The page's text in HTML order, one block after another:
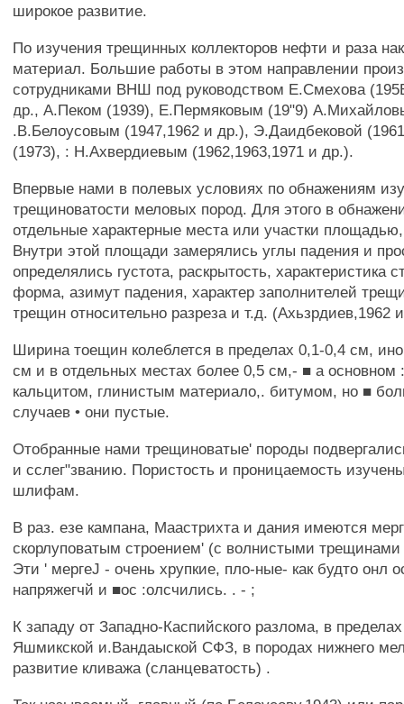
широкое развитие.
По изучения трещинных коллекторов нефти и раза
материал. Большие работы в этом направлении
сотрудниками ВНШ под руководством Е.Смехова
др., А.Пеком (1939), Е.Пермяковым (19"9)
.В.Белоусовым (1947,1962 и др.), Э.Даидбековой
(1973), : Н.Ахвердиевым (1962,1963,1971 и др.).
Впервые нами в полевых условиях по обнажениям
трещиноватости меловых пород. Для этого в
отдельные характерные места или участки
Внутри этой площади замерялись углы падения и
определялись густота, раскрытость, характеристика
форма, азимут падения, характер заполнителей
трещин относительно разреза и т.д. (Ахьзрдиев,1962
Ширина тоещин колеблется в пределах 0,1-0,4 см,
см и в отдельных местах более 0,5 см,- ■ а основном
кальцитом, глинистым материало,. битумом, но ■
случаев • они пустые.
Отобранные нами трещиноватые' породы
и сслег"званию. Пористость и проницаемость
шлифам.
В раз. езе кампана, Маастрихта и дания имеются
скорлуповатым строением' (с волнистыми
Эти ' мepгeJ - очень хрупкие, пло-ные- как будто онл
напряжегчй и ■ос :олсчились. . - ;
К западу от Западно-Каспийского разлома, в
Яшмикской и.Вандаыской СФЗ, в породах нижнего
развитие кливажа (сланцеватость) .